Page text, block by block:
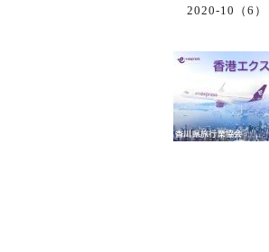
2020-10（6）